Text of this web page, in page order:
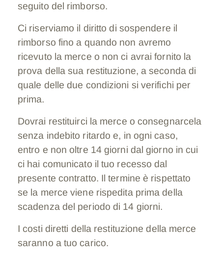
seguito del rimborso.
Ci riserviamo il diritto di sospendere il
rimborso fino a quando non avremo
ricevuto la merce o non ci avrai fornito la
prova della sua restituzione, a seconda di
quale delle due condizioni si verifichi per
prima.
Dovrai restituirci la merce o consegnarcela
senza indebito ritardo e, in ogni caso,
entro e non oltre 14 giorni dal giorno in cui
ci hai comunicato il tuo recesso dal
presente contratto. Il termine è rispettato
se la merce viene rispedita prima della
scadenza del periodo di 14 giorni.
I costi diretti della restituzione della merce
saranno a tuo carico.